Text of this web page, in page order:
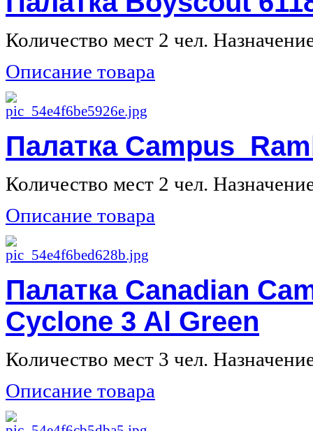
Количество мест 2 чел.
Описание товара
Палатка Campus
Количество мест 2 чел.
Описание товара
Палатка Canadian
Cyclone 3 Al Green
Количество мест 3 чел.
Описание товара